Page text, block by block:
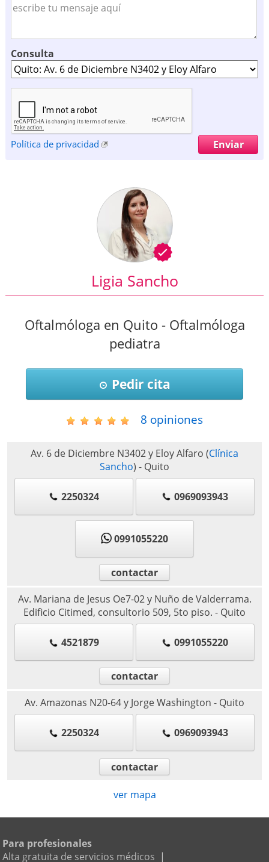
Consulta
Política de privacidad
Ligia Sancho
Oftalmóloga en Quito - Oftalmóloga
pediatra
Pedir cita
8 opiniones
Av. 6 de Diciembre N3402 y Eloy Alfaro (Clínica
Sancho) - Quito
2250324 0969093943
0991055220
contactar
Av. Mariana de Jesus Oe7-02 y Nuño de Valderrama.
Edificio Citimed, consultorio 509, 5to piso. - Quito
4521879 0991055220
contactar
Av. Amazonas N20-64 y Jorge Washington - Quito
2250324 0969093943
contactar
ver mapa
Para profesionales
Alta gratuita de servicios médicos |